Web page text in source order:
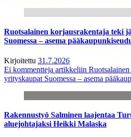
Ruotsalainen korjausrakentaja teki
Suomessa – asema
Kirjoitettu 31.7.2026
Ei kommentteja artikkeliin
yrityskaupat Suomessa – asema
Rakennustyö Salminen laajentaa
aluejohtajaksi Heikki Malaska